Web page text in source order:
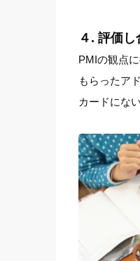
４. 評価し
PMIの観点
もらったア
カードにな